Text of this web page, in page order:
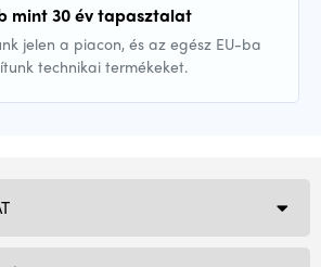
mint 30 év tapasztalat
jelen a piacon, és az egész EU-ba
technikai termékeket.